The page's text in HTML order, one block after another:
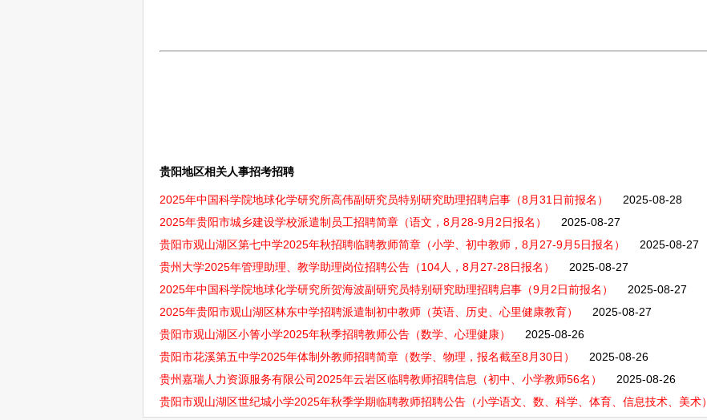
贵阳地区相关人事招考招聘
2025年中国科学院地球化学研究所高伟副研究员特别研究助理招聘启事（8月31日前报名）
2025-08-28
2025年贵阳市城乡建设学校派遣制员工招聘简章（语文，8月28-9月2日报名）
2025-08-27
贵阳市观山湖区第七中学2025年秋招聘临聘教师简章（小学、初中教师，8月27-9月5日报名）
2025-08-27
贵州大学2025年管理助理、教学助理岗位招聘公告（104人，8月27-28日报名）
2025-08-27
2025年中国科学院地球化学研究所贺海波副研究员特别研究助理招聘启事（9月2日前报名）
2025-08-27
2025年贵阳市观山湖区林东中学招聘派遣制初中教师（英语、历史、心里健康教育）
2025-08-27
贵阳市观山湖区小箐小学2025年秋季招聘教师公告（数学、心理健康）
2025-08-26
贵阳市花溪第五中学2025年体制外教师招聘简章（数学、物理，报名截至8月30日）
2025-08-26
贵州嘉瑞人力资源服务有限公司2025年云岩区临聘教师招聘信息（初中、小学教师56名）
2025-08-26
贵阳市观山湖区世纪城小学2025年秋季学期临聘教师招聘公告（小学语文、数、科学、体育、信息技术、美术）